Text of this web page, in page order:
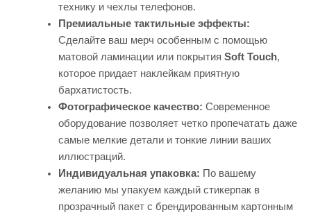
технику и чехлы телефонов.
Премиальные тактильные эффекты:
Сделайте ваш мерч особенным с помощью
матовой ламинации или покрытия Soft Touch,
которое придает наклейкам приятную
бархатистость.
Фотографическое качество: Современное
оборудование позволяет четко пропечатать даже
самые мелкие детали и тонкие линии ваших
иллюстраций.
Индивидуальная упаковка: По вашему
желанию мы упакуем каждый стикерпак в
прозрачный пакет с брендированным картонным